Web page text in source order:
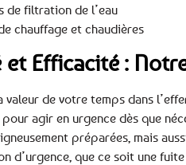
de filtration de l’eau
chauffage et chaudières
et Efficacité :
valeur de votre temps dans
agir en urgence dès que
préparées, mais
d’urgence, que ce soit une